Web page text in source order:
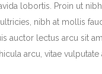
lobortis. Proin ut
nibh at mollis
auctor lectus arcu sit
arcu, vitae vulputate